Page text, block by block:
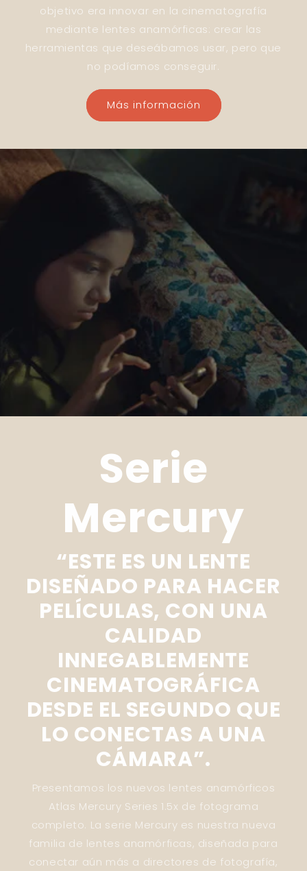
objetivo era innovar en la cinematografía
mediante lentes anamórficas: crear las
herramientas que deseábamos usar, pero que
no podíamos conseguir.
Más información
Serie
Mercury
“ESTE ES UN LENTE
DISEÑADO PARA HACER
PELÍCULAS, CON UNA
CALIDAD
INNEGABLEMENTE
CINEMATOGRÁFICA
DESDE EL SEGUNDO QUE
LO CONECTAS A UNA
CÁMARA”.
Presentamos los nuevos lentes anamórficos
Atlas Mercury Series 1.5x de fotograma
completo. La serie Mercury es nuestra nueva
familia de lentes anamórficas, diseñada para
conectar aún más a directores de fotografía,